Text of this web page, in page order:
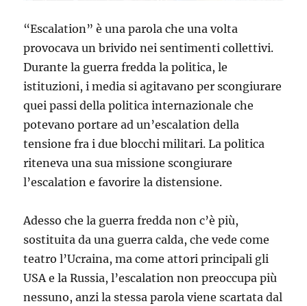
“Escalation” è una parola che una volta
provocava un brivido nei sentimenti collettivi.
Durante la guerra fredda la politica, le
istituzioni, i media si agitavano per scongiurare
quei passi della politica internazionale che
potevano portare ad un’escalation della
tensione fra i due blocchi militari. La politica
riteneva una sua missione scongiurare
l’escalation e favorire la distensione.
Adesso che la guerra fredda non c’è più,
sostituita da una guerra calda, che vede come
teatro l’Ucraina, ma come attori principali gli
USA e la Russia, l’escalation non preoccupa più
nessuno, anzi la stessa parola viene scartata dal